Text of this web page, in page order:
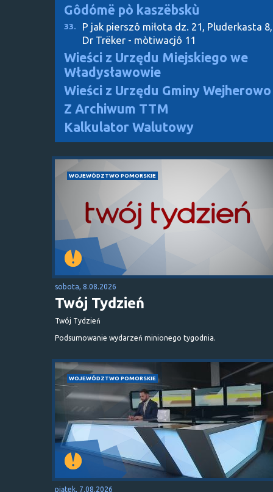
Gôdómë pò kaszëbskù
33.
P jak pierszô miłota dz. 21, Pluderkasta 8,
Dr Trëker - mòtiwacjô 11
Wieści z Urzędu Miejskiego we
Władysławowie
Wieści z Urzędu Gminy Wejherowo
Z Archiwum TTM
Kalkulator Walutowy
WOJEWÓDZTWO POMORSKIE
sobota, 8.08.2026
Twój Tydzień
Twój Tydzień
Podsumowanie wydarzeń minionego tygodnia.
WOJEWÓDZTWO POMORSKIE
piątek, 7.08.2026